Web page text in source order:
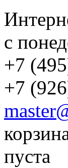
с
+7
+7
пуста